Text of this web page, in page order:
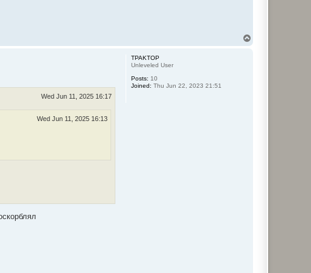
TPAKTOP
Unleveled User
Posts: 10
Joined: Thu Jun 22, 2023 21:51
Wed Jun 11, 2025 16:17
Wed Jun 11, 2025 16:13